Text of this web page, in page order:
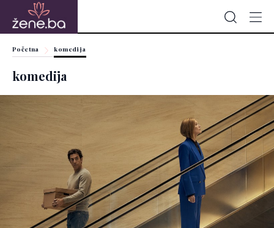
Početna komedija
komedija